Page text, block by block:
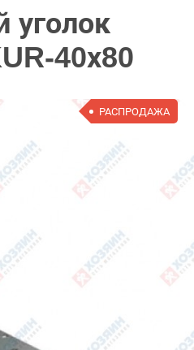
уголок
40х80
РАСПРОДАЖА